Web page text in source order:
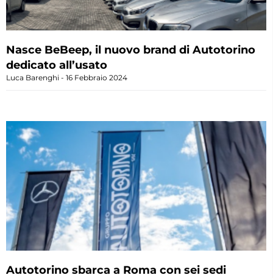
Nasce BeBeep, il nuovo brand di Autotorino
dedicato all’usato
Luca Barenghi 16 Febbraio 2024
Autotorino sbarca a Roma con sei sedi